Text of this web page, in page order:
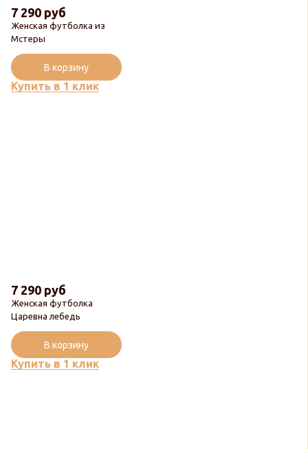
Женская футболка из
Мстеры
7 290 руб
Купить в 1 клик
В корзину
Женская футболка
Царевна лебедь
7 290 руб
Купить в 1 клик
В корзину